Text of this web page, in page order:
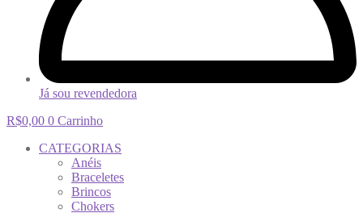
Já sou revendedora
R$0,00 0 Carrinho
CATEGORIAS
Anéis
Braceletes
Brincos
Chokers